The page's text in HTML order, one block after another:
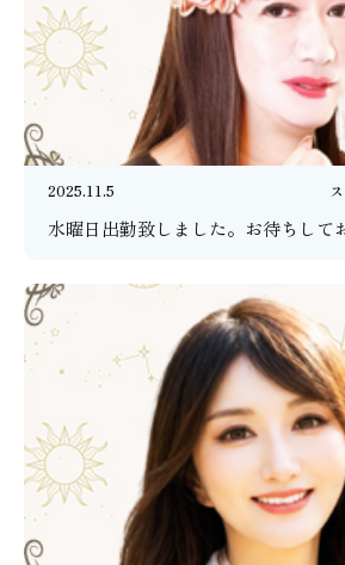
2025.11.5
水曜日出勤致しました。お待ちして